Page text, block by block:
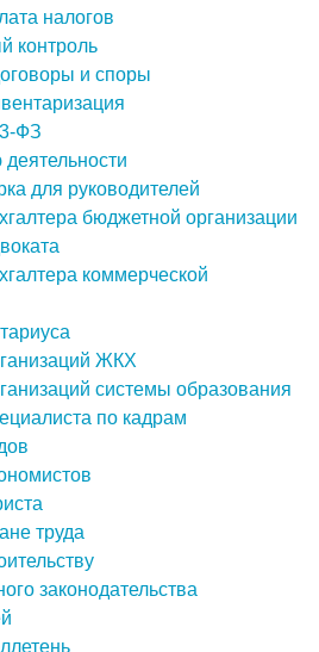
налогов
контроль
и споры
ФЗ
для руководителей
бюджетной организации
коммерческой
ЖКХ
системы образования
по кадрам
труда
законодательства